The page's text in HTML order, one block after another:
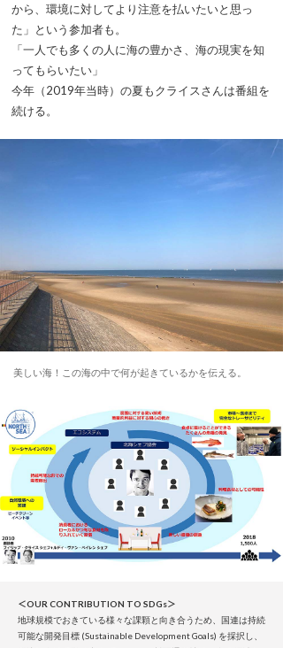
から、環境に対してより注意を払いたいと思っ
た」という参加者も。
「一人でも多くの人に海の豊かさ、海の現実を知
ってもらいたい」
今年（2019年当時）の夏もクライスさんは番組を
続ける。
美しい海！この海の中で何が起きているかを伝える。
＜OUR CONTRIBUTION TO SDGs＞
地球規模でおきている様々な課顆と向き合うため、国連は持続
可能な開発目標 (Sustainable Development Goals) を採択し、